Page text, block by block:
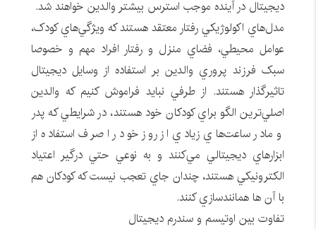
ديجيتال در آينده موجب استرس بيشتر والدين خواهند شد.
مدل‌هاي اکولوژيکي رفتار معتقد هستند که ويژگي‌هاي کودک،
عوامل محيطي، فضاي منزل و رفتار افراد مهم و خصوصا
سبک فرزند پروري والدين بر استفاده از وسايل ديجيتال
تاثيرگذار هستند. از طرفي نبايد فراموش کنيم که والدين
اصلي‌ترين الگو براي کودکان خود هستند، در شرايطي که پدر
و مادر ساعت‌هاي زيادي از روز خود را صرف استفاده از
ابزارهاي ديجيتالي مي‌کنند و به نوعي حتي درگير اعتياد
الکترونيکي هستند، چندان جاي تعجب نيست که کودکان هم
با آن ها همانندسازي کنند.
تفاوت بين اوتيسم و سندرم ديجيتال